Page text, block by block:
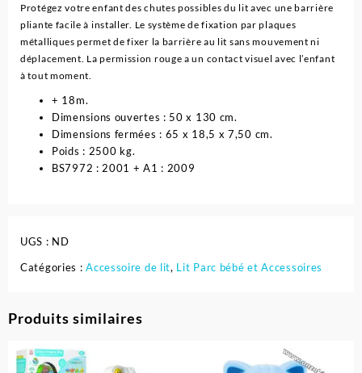
Protégez votre enfant des chutes possibles du lit avec une barrière
pliante facile à installer. Le système de fixation par plaques
métalliques permet de fixer la barrière au lit sans mouvement ni
déplacement. La permission rouge a un contact visuel avec l’enfant
à tout moment.
+ 18m.
Dimensions ouvertes : 50 x 130 cm.
Dimensions fermées : 65 x 18,5 x 7,50 cm.
Poids : 2500 kg.
BS7972 : 2001 + A1 : 2009
UGS : ND
Catégories :Accessoire de lit, Lit Parc bébé et Accessoires
Produits similaires